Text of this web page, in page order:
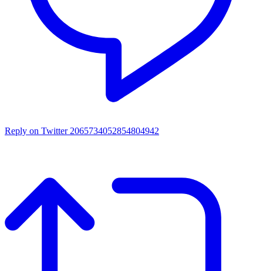
Reply on Twitter 2065734052854804942